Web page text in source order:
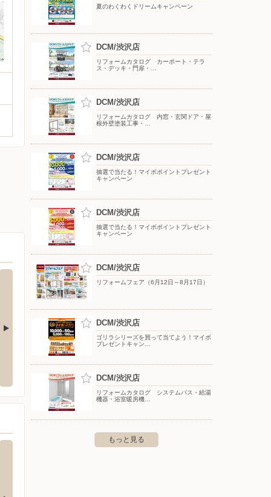
野戸川店
戸川166-1
夏のわくわくドリームキャンペーン
DCM/渋沢店
リフォームカタログ カーポート・テラ
ス・デッキ・門扉・…
DCM/渋沢店
リフォームカタログ 内窓・玄関ドア・屋
根外壁塗装工事・…
DCM/渋沢店
抽選で当たる！マイボポイントプレゼント
キャンペーン
DCM/渋沢店
抽選で当たる！マイボポイントプレゼント
キャンペーン
DCM/渋沢店
リフォームフェア（6月12日～8月17日）
DCM/渋沢店
ゴリラシリーズを買って当てよう！マイボ
プレゼントキャン…
DCM/渋沢店
リフォームカタログ システムバス・給湯
機器・浴室暖房機…
もっと見る